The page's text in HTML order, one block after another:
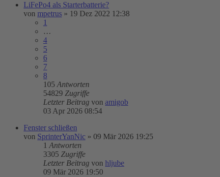
LiFePo4 als Starterbatterie?
von mpetrus » 19 Dez 2022 12:38
1
…
4
5
6
7
8
105 Antworten
54829 Zugriffe
Letzter Beitrag von amigob
03 Apr 2026 08:54
Fenster schließen
von SprinterYanNic » 09 Mär 2026 19:25
1 Antworten
3305 Zugriffe
Letzter Beitrag von hljube
09 Mär 2026 19:50